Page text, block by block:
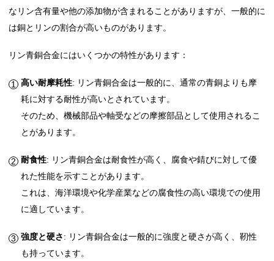
なリン含有量や他の添加物が含まれることがありますが、一般的に
は銅とリンの割合が高いものがあります。
リン青銅合金にはいくつかの特性があります：
高い耐摩耗性: リン青銅合金は一般的に、通常の青銅よりも摩
耗に対する耐性が高いとされています。
そのため、機械部品や軸受などの摩擦部品として使用されるこ
とがあります。
耐食性: リン青銅合金は耐食性が高く、腐食や錆びに対して優
れた性能を示すことがあります。
これは、海洋環境や化学産業などの腐食性の高い環境での使用
に適しています。
強度と硬さ : リン青銅合金は一般的に強度と硬さが高く、靭性
も持っています。